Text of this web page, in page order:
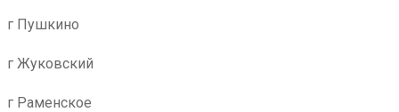
г Пушкино
г Жуковский
г Раменское